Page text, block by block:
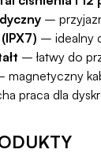
–
– idealny
– łatwy do
magnetyczny
praca dla